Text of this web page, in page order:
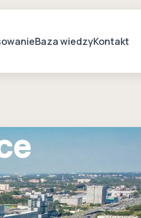
Baza wiedzyKontakt